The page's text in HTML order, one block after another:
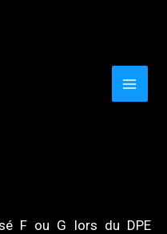
F ou G lors du DPE